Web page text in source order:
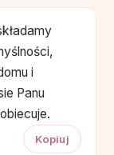
i
Panu
Kopiuj